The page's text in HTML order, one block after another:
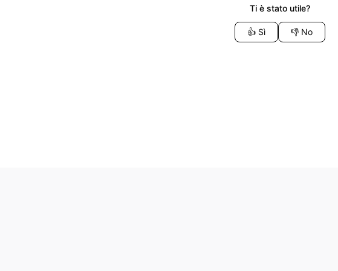
Ti è stato utile?
👍 Sì 👎 No